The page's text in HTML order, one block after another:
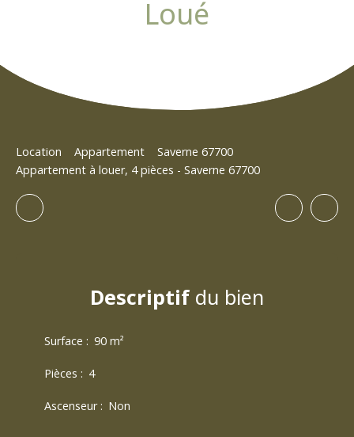
Loué
Location Appartement
Saverne 67700
Appartement à louer, 4 pièces - Saverne 67700
Descriptif du bien
Surface : 90 m²
Pièces : 4
Ascenseur: Non